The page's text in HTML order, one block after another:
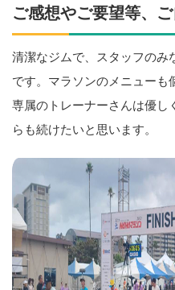
ご感想やご要望等、
清潔なジムで、スタッフのみ
です。マラソンのメニューも
専属のトレーナーさんは優し
らも続けたいと思います。